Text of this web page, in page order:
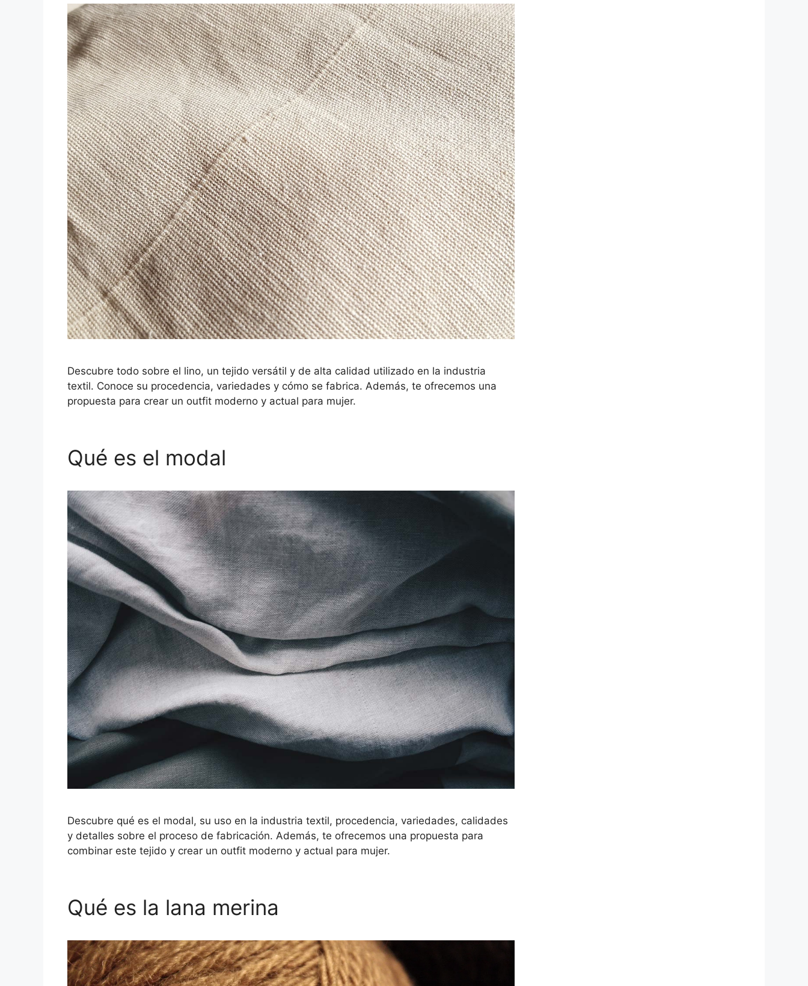
Descubre todo sobre el lino, un tejido versátil y de alta calidad utilizado en la industria
textil. Conoce su procedencia, variedades y cómo se fabrica. Además, te ofrecemos una
propuesta para crear un outfit moderno y actual para mujer.
Qué es el modal
Descubre qué es el modal, su uso en la industria textil, procedencia, variedades, calidades
y detalles sobre el proceso de fabricación. Además, te ofrecemos una propuesta para
combinar este tejido y crear un outfit moderno y actual para mujer.
Qué es la lana merina